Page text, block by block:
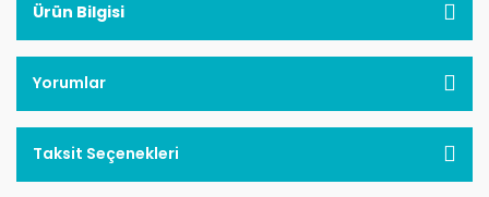
Ürün Bilgisi
Yorumlar
Taksit Seçenekleri